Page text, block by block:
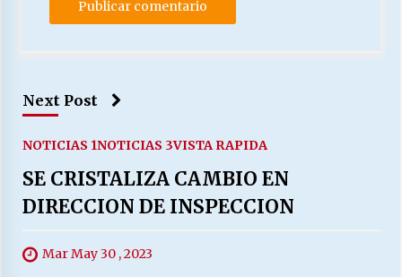
Next Post
NOTICIAS 1NOTICIAS 3VISTA RAPIDA
SE CRISTALIZA CAMBIO EN
DIRECCION DE INSPECCION
Mar May 30 , 2023